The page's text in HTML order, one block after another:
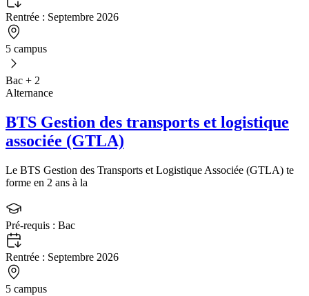
Rentrée : Septembre 2026
5 campus
Bac + 2
Alternance
BTS Gestion des transports et logistique
associée (GTLA)
Le BTS Gestion des Transports et Logistique Associée (GTLA) te
forme en 2 ans à la
Pré-requis : Bac
Rentrée : Septembre 2026
5 campus